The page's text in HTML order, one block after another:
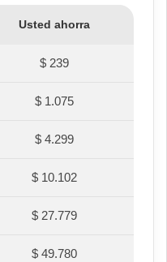
Usted ahorra
$ 239
$ 1.075
$ 4.299
$ 10.102
$ 27.779
$ 49.780